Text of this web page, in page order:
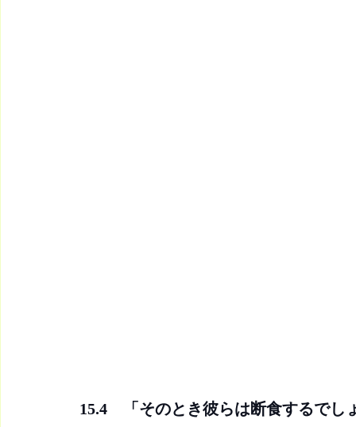
15.4　「そのとき彼らは断食するでし